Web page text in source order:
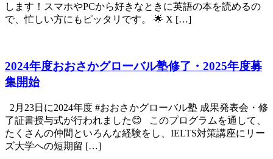
します！スマホやPCから好きなときに英語の本を読めるの
で、忙しい方にもピッタリです。 🌟 X […]
2024年度おおさかグローバル塾修了・2025年度募
集開始
2月23日に2024年度 #おおさかグローバル塾 成果発表会・修
了証書授与式が行われました😊 このプログラムを通して、
たくさんの仲間といろんな経験をし、IELTS対策講座にリー
ズ大学への短期留 […]